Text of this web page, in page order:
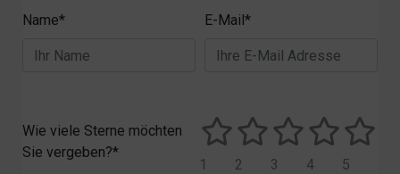
Name* E-Mail*
Wie viele Sterne möchten
Sie vergeben?*
5
4
3
2
1